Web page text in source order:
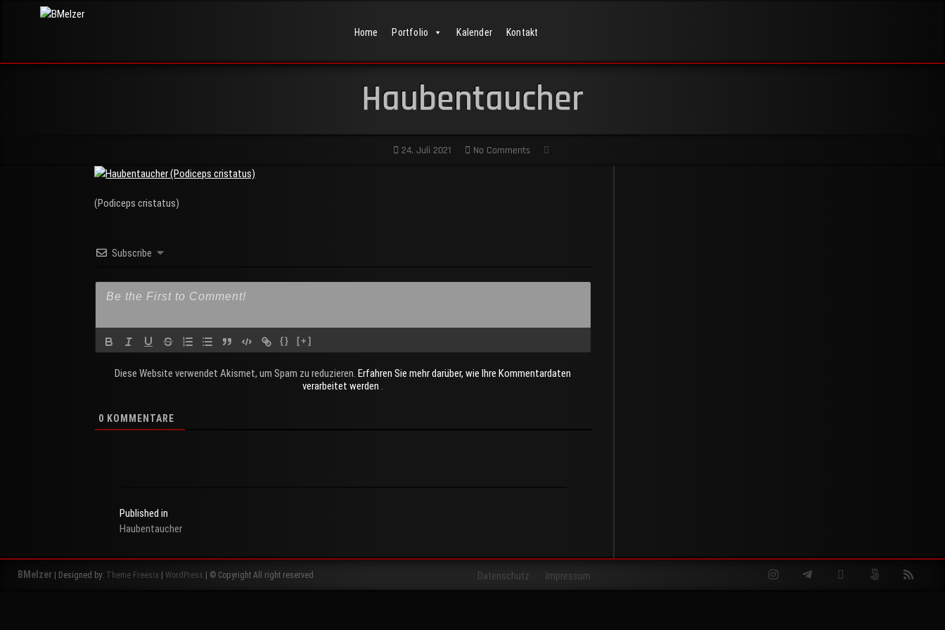
Home Portfolio Kalender Kontakt
Haubentaucher
24. Juli 2021 No Comments
(Podiceps cristatus)
Subscribe
{} [+]
Diese Website verwendet Akismet, um Spam zu reduzieren.Erfahren Sie mehr darüber, wie Ihre Kommentardaten
verarbeitet werden .
0 KOMMENTARE
Beitragsnavigation
Published in
Haubentaucher
BMelzer | Designed by: Theme Freesia WordPress | © Copyright All right reserved Datenschutz Impressum InstagramTelegramTwitter 500px RSS